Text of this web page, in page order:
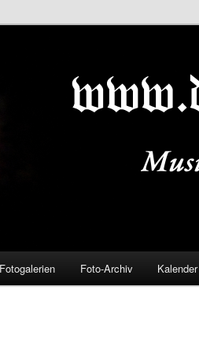
Fotogalerien Foto-Archiv Kalender